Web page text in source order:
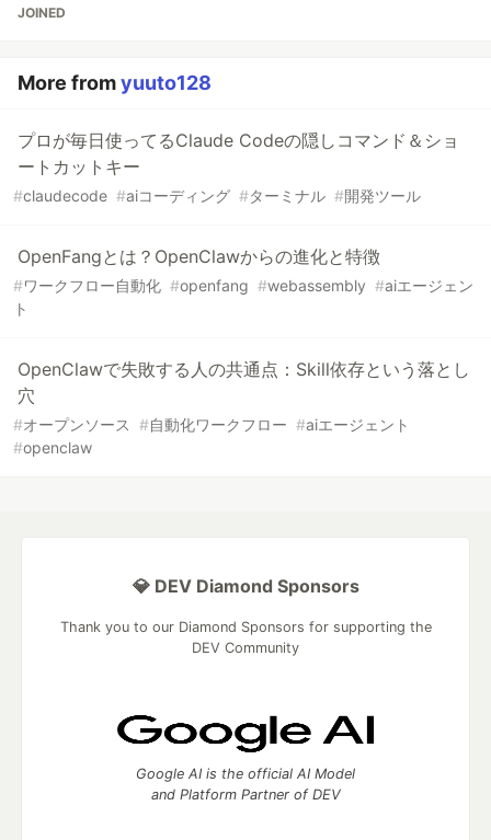
JOINED
More fromyuuto128
プロが毎日使ってるClaude Codeの隠しコマンド＆ショ
ートカットキー
#claudecode #aiコーディング #ターミナル #開発ツール
OpenFangとは？OpenClawからの進化と特徴
#ワークフロー自動化 #openfang #webassembly #aiエージェン
ト
OpenClawで失敗する人の共通点：Skill依存という落とし
穴
#オープンソース #自動化ワークフロー #aiエージェント
#openclaw
💎 DEV Diamond Sponsors
Thank you to our Diamond Sponsors for supporting the
DEV Community
Google AI is the official AI Model
and Platform Partner of DEV